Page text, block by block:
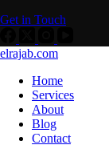
Get in Touch
elrajab.com
Home
Services
About
Blog
Contact